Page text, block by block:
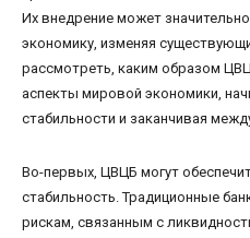
Их внедрение может
экономику, изменяя
рассмотреть, каким образом
аспекты мировой экономики,
стабильности и заканчивая
Во-первых, ЦВЦБ могут
стабильность. Традиционные
рискам, связанным с